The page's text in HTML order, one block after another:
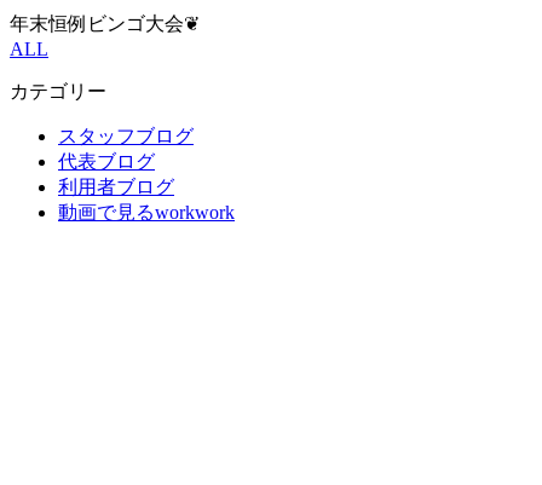
年末恒例ビンゴ大会❦
ALL
カテゴリー
スタッフブログ
代表ブログ
利用者ブログ
動画で見るworkwork